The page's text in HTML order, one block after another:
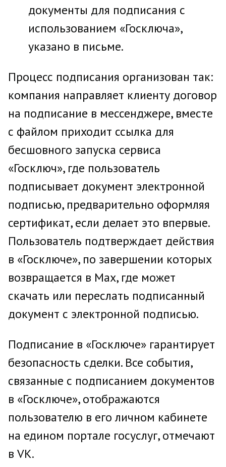
документы для подписания с
использованием «Госключа»,
указано в письме.
Процесс подписания организован так:
компания направляет клиенту договор
на подписание в мессенджере, вместе
с файлом приходит ссылка для
бесшовного запуска сервиса
«Госключ», где пользователь
подписывает документ электронной
подписью, предварительно оформляя
сертификат, если делает это впервые.
Пользователь подтверждает действия
в «Госключе», по завершении которых
возвращается в Мах, где может
скачать или переслать подписанный
документ с электронной подписью.
Подписание в «Госключе» гарантирует
безопасность сделки. Все события,
связанные с подписанием документов
в «Госключе», отображаются
пользователю в его личном кабинете
на едином портале госуслуг, отмечают
в VK.